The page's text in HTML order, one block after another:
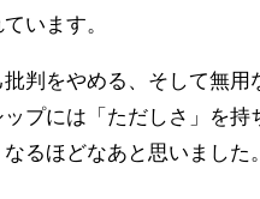
います。
判をやめる、そして無
プには「ただしさ」を
るほどなあと思いました。